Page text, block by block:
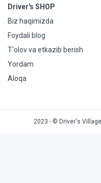
Driver's SHOP
Biz haqimizda
Foydali blog
T'olov va etkazib berish
Yordam
Aloqa
2023 - © Driver's